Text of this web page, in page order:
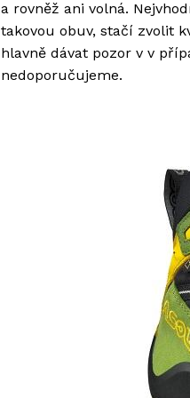
a rovněž ani volná.
takovou obuv, stačí zvolit
hlavně dávat pozor v v
nedoporučujeme.